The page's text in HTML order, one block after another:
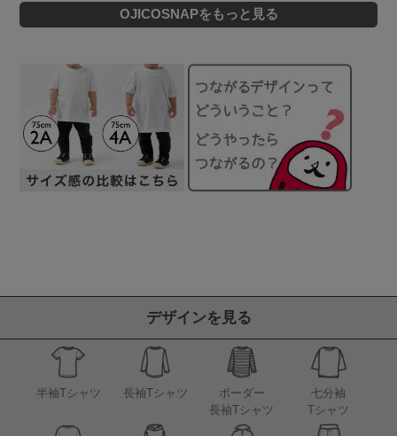
OJICOSNAPをもっと見る
デザインを見る
半袖Tシャツ 長袖Tシャツ
ボーダー
長袖Tシャツ
七分袖
Tシャツ